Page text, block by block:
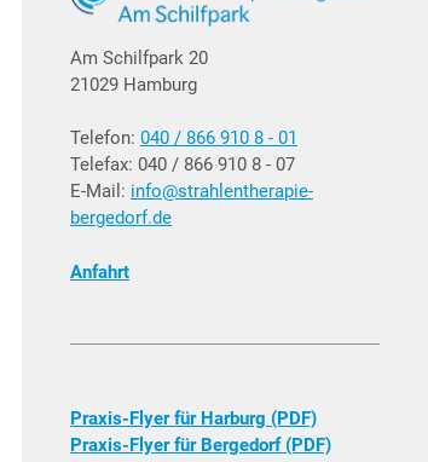
Am Schilfpark 20
21029 Hamburg
Telefon: 040 / 866 910 8 - 01
Telefax: 040 / 866 910 8 - 07
E-Mail: info@strahlentherapie-
bergedorf.de
Anfahrt
Praxis-Flyer für Harburg (PDF)
Praxis-Flyer für Bergedorf (PDF)